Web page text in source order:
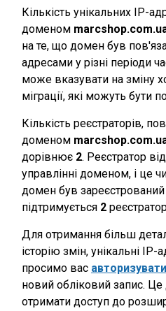
Кількість унікальних IP-
доменом
на те, що домен був
адресами у різні періоди
може вказувати на зміну
міграції, які можуть бути
Кількість реєстраторів,
доменом
дорівнює 2. Реєстратор
управлінні доменом, і це
домен був зареєстрований
підтримується 2
Для отримання більш
історію змін, унікальні IP-
просимо вас
новий обліковий запис.
отримати доступ до